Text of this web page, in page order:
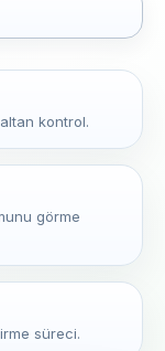
kontrol.
görme
süreci.